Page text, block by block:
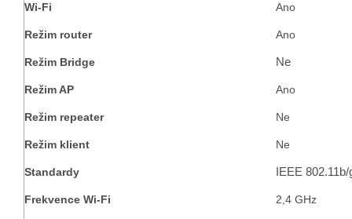
Wi-Fi Ano
Režim router Ano
Režim Bridge Ne
Režim AP Ano
Režim repeater Ne
Režim klient Ne
Standardy IEEE
Frekvence Wi-Fi 2,4 GHz